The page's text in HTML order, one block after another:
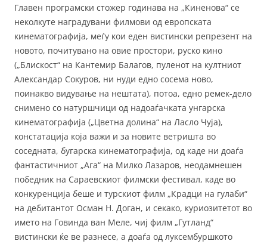
Главен програмски стожер годинава на „Киненова“ се
неколкуте наградувани филмови од европската
кинематографија, меѓу кои еден вистински репрезент на
новото, почитувано на овие простори, руско кино
(„Блискост“ на Кантемир Балагов, пуленот на култниот
Александар Сокуров, ни нуди едно сосема ново,
поинакво видување на нештата), потоа, едно ремек-дело
снимено со натуршчици од надоаѓачката унгарска
кинематографија („Цветна долина“ на Ласло Чуја),
констатација која важи и за новите ветришта во
соседната, бугарска кинематографија, од каде ни доаѓа
фантастичниот „Ага“ на Милко Лазаров, неодамнешен
победник на Сараевскиот филмски фестивал, каде во
конкуренција беше и турскиот филм „Крадци на гулаби“
на дебитантот Осман Н. Доган, и секако, куриозитетот во
името на Говинда ван Меле, чиј филм „Гутланд“
вистински ќе ве разнесе, а доаѓа од луксембуршкото